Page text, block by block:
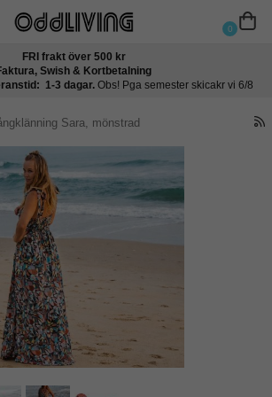
0
FRI frakt över 500 kr
Swish & Kortbetalning
1-3 dagar. Obs! Pga semester skicakr vi 6/8
Sara, mönstrad